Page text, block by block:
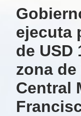
ejecuta
de USD
zona
Central